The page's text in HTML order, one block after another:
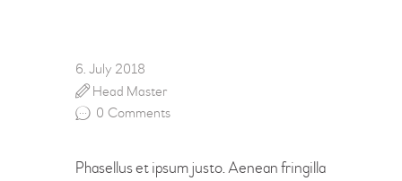
6. July 2018
0 Comments
Head Master
Phasellus et ipsum justo. Aenean fringilla